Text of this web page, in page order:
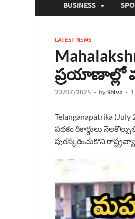
BUSINESS
LATEST NEWS
ప్రయాణాల్లో
23/07/2025 - byShiva -
Telanganapatrika
పథకం రికార్డులు
పురస్కరించుకొని